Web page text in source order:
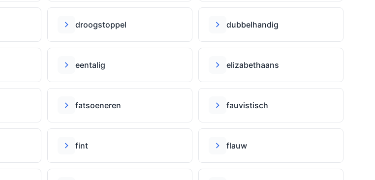
droogstoppel dubbelhandig
eentalig elizabethaans
fatsoeneren fauvistisch
fint flauw